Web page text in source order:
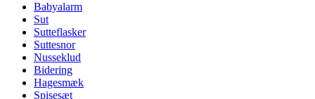
Babyalarm
Sut
Sutteflasker
Suttesnor
Nusseklud
Bidering
Hagesmæk
Spisesæt